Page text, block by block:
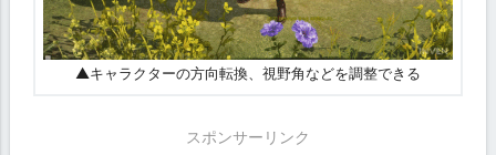
▲キャラクターの方向転換、視野角などを調整できる
スポンサーリンク